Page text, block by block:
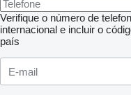
Verifique o número de
internacional e incluir o
país